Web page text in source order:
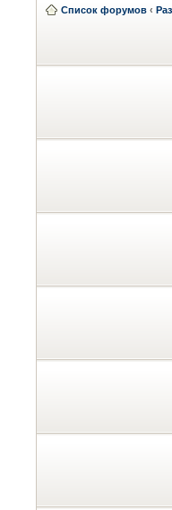
Список форумов ‹